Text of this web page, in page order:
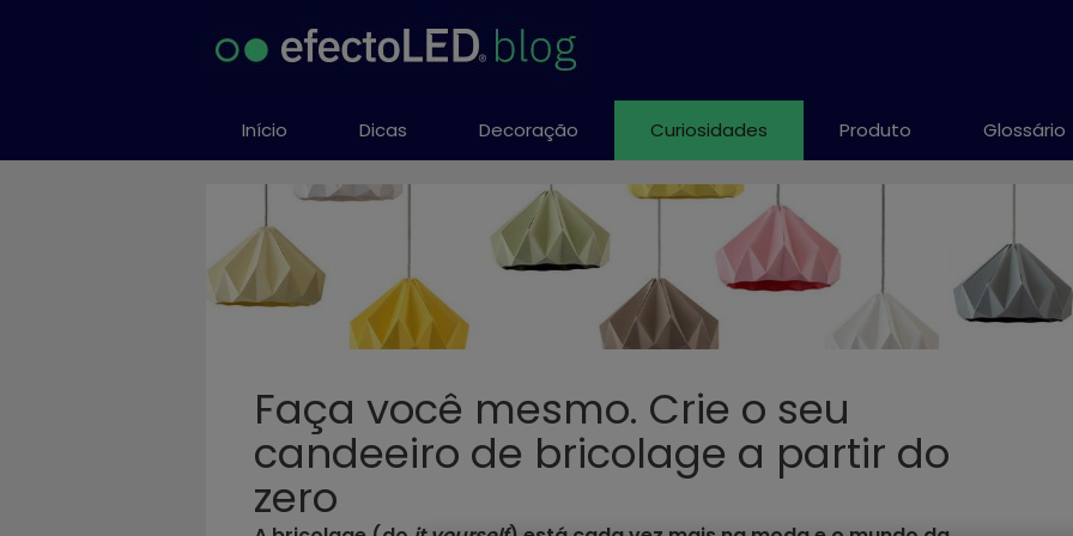
Início Dicas Decoração Curiosidades Produto Glossário
Faça você mesmo. Crie o seu
candeeiro de bricolage a partir do
zero